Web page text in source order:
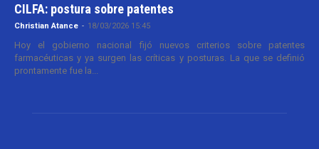
CILFA: postura sobre patentes
Christian Atance - 18/03/2026 15:45
Hoy el gobierno nacional fijó nuevos criterios sobre patentes
farmacéuticas y ya surgen las críticas y posturas. La que se definió
prontamente fue la...